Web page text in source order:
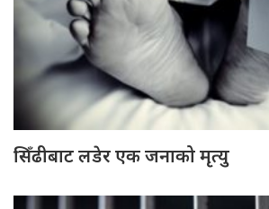
सिँढीबाट लडेर एक जनाको मृत्यु